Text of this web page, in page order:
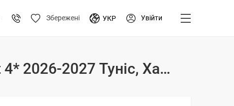
Збережені УКР Увійти
Тури і ціни на відпочинок в готелі El Mouradi Hammamet 4* 2026-2027 Туніс, Хаммамет